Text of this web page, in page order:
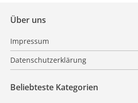
Über uns
Impressum
Datenschutzerklärung
Beliebteste Kategorien